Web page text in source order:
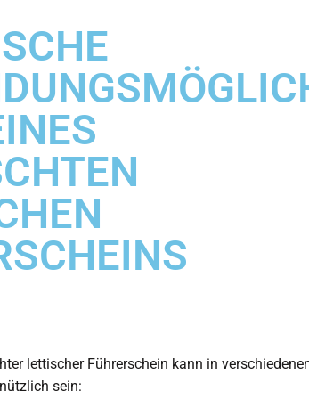
lettischer Führerschein kann in
sein: